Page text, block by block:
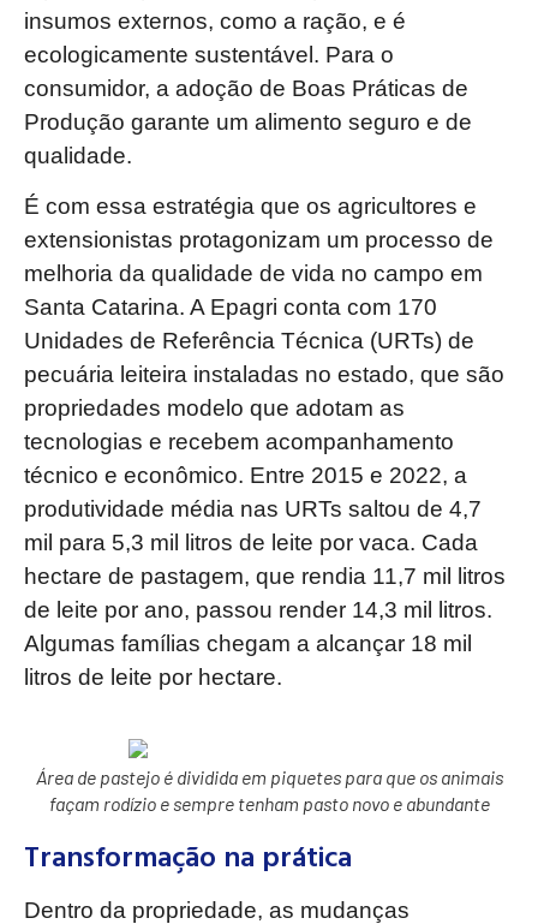
insumos externos, como a ração, e é
ecologicamente sustentável. Para o
consumidor, a adoção de Boas Práticas de
Produção garante um alimento seguro e de
qualidade.
É com essa estratégia que os agricultores e
extensionistas protagonizam um processo de
melhoria da qualidade de vida no campo em
Santa Catarina. A Epagri conta com 170
Unidades de Referência Técnica (URTs) de
pecuária leiteira instaladas no estado, que são
propriedades modelo que adotam as
tecnologias e recebem acompanhamento
técnico e econômico. Entre 2015 e 2022, a
produtividade média nas URTs saltou de 4,7
mil para 5,3 mil litros de leite por vaca. Cada
hectare de pastagem, que rendia 11,7 mil litros
de leite por ano, passou render 14,3 mil litros.
Algumas famílias chegam a alcançar 18 mil
litros de leite por hectare.
Área de pastejo é dividida em piquetes para que os animais
façam rodízio e sempre tenham pasto novo e abundante
Transformação na prática
Dentro da propriedade, as mudanças